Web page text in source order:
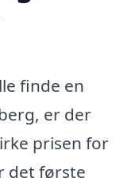
finde en
er der
prisen for
det første